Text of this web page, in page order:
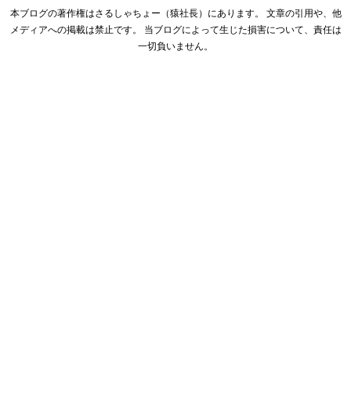
本ブログの著作権はさるしゃちょー（猿社長）にあります。 文章の引用や、他
メディアへの掲載は禁止です。 当ブログによって生じた損害について、責任は
一切負いません。